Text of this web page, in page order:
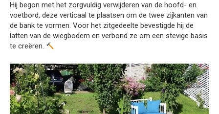
Hij begon met het zorgvuldig verwijderen van de hoofd- en
voetbord, deze verticaal te plaatsen om de twee zijkanten van
de bank te vormen. Voor het zitgedeelte bevestigde hij de
latten van de wiegbodem en verbond ze om een stevige basis
te creëren.